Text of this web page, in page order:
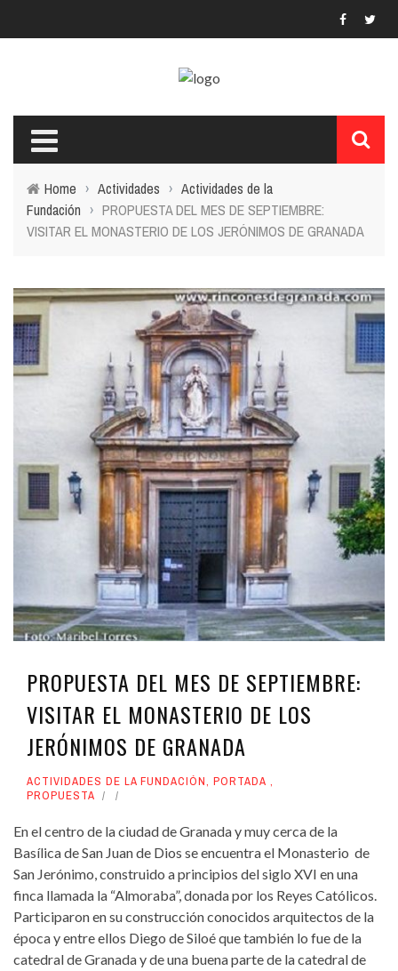
Home › Actividades › Actividades de la
Fundación › PROPUESTA DEL MES DE SEPTIEMBRE:
VISITAR EL MONASTERIO DE LOS JERÓNIMOS DE GRANADA
PROPUESTA DEL MES DE SEPTIEMBRE:
VISITAR EL MONASTERIO DE LOS
JERÓNIMOS DE GRANADA
ACTIVIDADES DE LA FUNDACIÓN, PORTADA ,
PROPUESTA
En el centro de la ciudad de Granada y muy cerca de la
Basílica de San Juan de Dios se encuentra el Monasterio de
San Jerónimo, construido a principios del siglo XVI en una
finca llamada la “Almoraba”, donada por los Reyes Católicos.
Participaron en su construcción conocidos arquitectos de la
época y entre ellos Diego de Siloé que también lo fue de la
catedral de Granada y de una buena parte de la catedral de